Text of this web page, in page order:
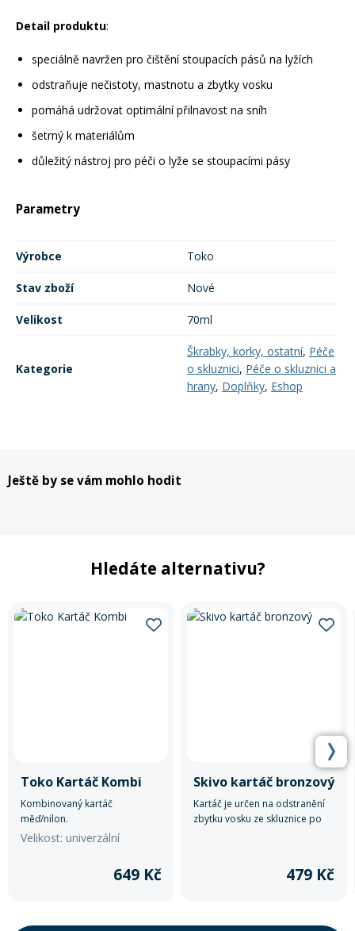
Detail produktu:
speciálně navržen pro čištění stoupacích pásů na lyžích
odstraňuje nečistoty, mastnotu a zbytky vosku
pomáhá udržovat optimální přilnavost na sníh
šetrný k materiálům
důležitý nástroj pro péči o lyže se stoupacími pásy
Parametry
Výrobce Toko
Stav zboží Nové
Velikost 70ml
Kategorie
Škrabky, korky, ostatní, Péče
o skluznici, Péče o skluznici a
hrany, Doplňky, Eshop
Ještě by se vám mohlo hodit
Hledáte alternativu?
Toko Kartáč Kombi
Kombinovaný kartáč
měď/nilon.
Velikost: univerzální
649 Kč
Skivo kartáč bronzový
Kartáč je určen na odstranění
zbytku vosku ze skluznice po
479 Kč